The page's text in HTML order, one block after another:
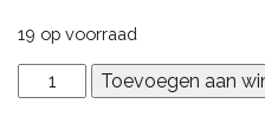
19 op voorraad
404
Laser
Toevoegen aan